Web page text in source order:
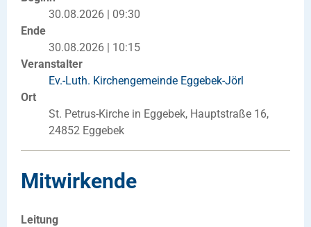
30.08.2026 | 09:30
Ende
30.08.2026 | 10:15
Veranstalter
Ev.-Luth. Kirchengemeinde Eggebek-Jörl
Ort
St. Petrus-Kirche in Eggebek, Hauptstraße 16,
24852 Eggebek
Mitwirkende
Leitung